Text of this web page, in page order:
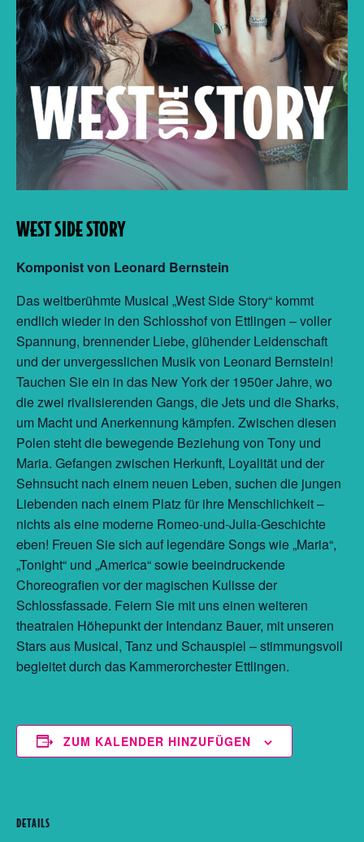
WEST SIDE STORY
Komponist von Leonard Bernstein
Das weltberühmte Musical „West Side Story“ kommt
endlich wieder in den Schlosshof von Ettlingen – voller
Spannung, brennender Liebe, glühender Leidenschaft
und der unvergesslichen Musik von Leonard Bernstein!
Tauchen Sie ein in das New York der 1950er Jahre, wo
die zwei rivalisierenden Gangs, die Jets und die Sharks,
um Macht und Anerkennung kämpfen. Zwischen diesen
Polen steht die bewegende Beziehung von Tony und
Maria. Gefangen zwischen Herkunft, Loyalität und der
Sehnsucht nach einem neuen Leben, suchen die jungen
Liebenden nach einem Platz für ihre Menschlichkeit –
nichts als eine moderne Romeo-und-Julia-Geschichte
eben! Freuen Sie sich auf legendäre Songs wie „Maria“,
„Tonight“ und „America“ sowie beeindruckende
Choreografien vor der magischen Kulisse der
Schlossfassade. Feiern Sie mit uns einen weiteren
theatralen Höhepunkt der Intendanz Bauer, mit unseren
Stars aus Musical, Tanz und Schauspiel – stimmungsvoll
begleitet durch das Kammerorchester Ettlingen.
ZUM KALENDER HINZUFÜGEN
DETAILS